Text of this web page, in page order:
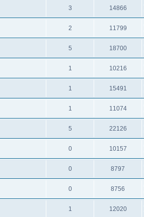
3 14866
2 11799
5 18700
1 10216
1 15491
1 11074
5 22126
0 10157
0 8797
0 8756
1 12020